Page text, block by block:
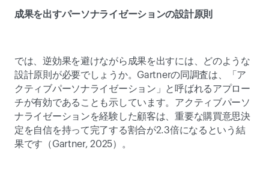
成果を出すパーソナライゼーションの設計原則
では、逆効果を避けながら成果を出すには、どのような
設計原則が必要でしょうか。Gartnerの同調査は、「ア
クティブパーソナライゼーション」と呼ばれるアプロー
チが有効であることも示しています。アクティブパーソ
ナライゼーションを経験した顧客は、重要な購買意思決
定を自信を持って完了する割合が2.3倍になるという結
果です（Gartner, 2025）。